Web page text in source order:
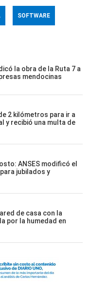
SOFTWARE
la obra de la Ruta 7 a
mendocinas
2 kilómetros para ir a
y recibió una multa de
ANSES modificó el
jubilados y
de casa con la
por la humedad en